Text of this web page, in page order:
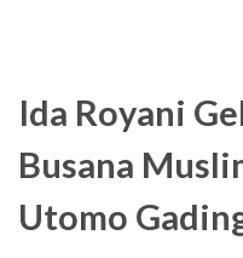
Ida Royani
Busana
Utomo